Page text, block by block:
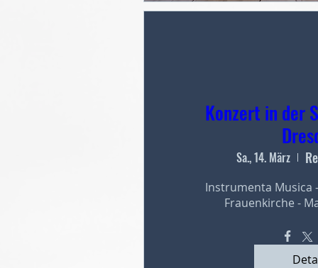
Konzert in der
Sa., 14. März
Instrumenta Musica
Frauenkirche -